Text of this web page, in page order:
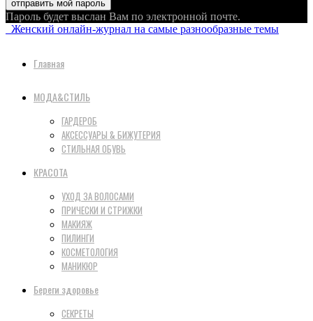
Пароль будет выслан Вам по электронной почте.
Женский онлайн-журнал на самые разнообразные темы
Главная
МОДА&СТИЛЬ
ГАРДЕРОБ
АКСЕССУАРЫ & БИЖУТЕРИЯ
СТИЛЬНАЯ ОБУВЬ
КРАСОТА
УХОД ЗА ВОЛОСАМИ
ПРИЧЕСКИ И СТРИЖКИ
МАКИЯЖ
ПИЛИНГИ
КОСМЕТОЛОГИЯ
МАНИКЮР
Береги здоровье
СЕКРЕТЫ